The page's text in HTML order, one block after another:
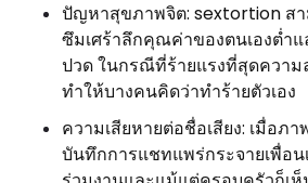
ปัญหาสุขภาพจิต: sextortion สา
ซึมเศร้าลึกคุณค่าของตนเองต่ำแ
ปวด ในกรณีที่ร้ายแรงที่สุดความ
ทำให้บางคนคิดว่าทำร้ายตัวเอง
ความเสียหายต่อชื่อเสียง: เมื่อภ
บันทึกการแชทแพร่กระจายเพื่อ